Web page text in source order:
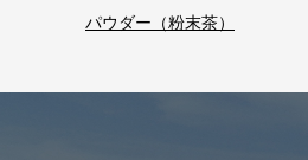
パウダー（粉末茶）